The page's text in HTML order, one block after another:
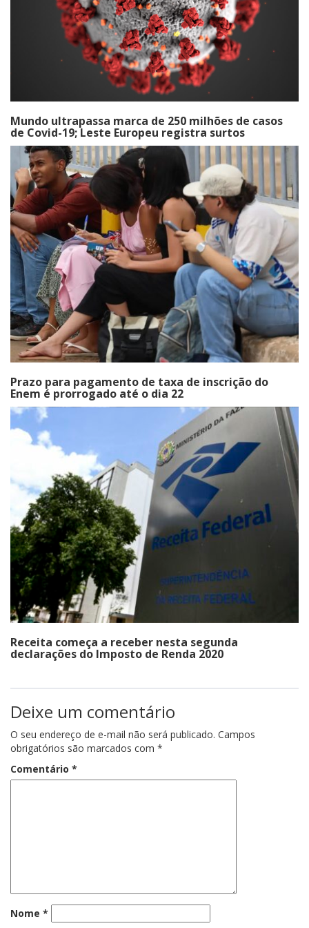
Mundo ultrapassa marca de 250 milhões de casos
de Covid-19; Leste Europeu registra surtos
Prazo para pagamento de taxa de inscrição do
Enem é prorrogado até o dia 22
Receita começa a receber nesta segunda
declarações do Imposto de Renda 2020
Deixe um comentário
O seu endereço de e-mail não será publicado. Campos
obrigatórios são marcados com *
Comentário *
Nome *